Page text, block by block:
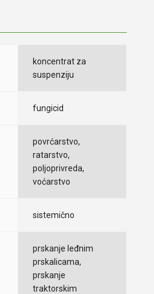
koncentrat za
suspenziju
fungicid
povrćarstvo,
ratarstvo,
poljoprivreda,
voćarstvo
sistemično
prskanje leđnim
prskalicama,
prskanje
traktorskim